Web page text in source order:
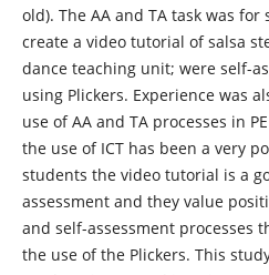
old). The AA and TA task was
create a video tutorial of salsa
dance teaching unit; were self-
using Plickers. Experience was
use of AA and TA processes in
the use of ICT has been a very
students the video tutorial is a
assessment and they value
and self-assessment processes
the use of the Plickers. This